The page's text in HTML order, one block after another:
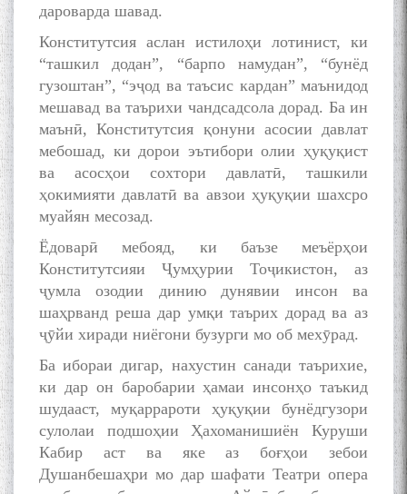
дароварда шавад.
Конститутсия аслан истилоҳи лотинист, ки
“ташкил додан”, “барпо намудан”, “бунёд
гузоштан”, “эҷод ва таъсис кардан” маънидод
мешавад ва таърихи чандсадсола дорад. Ба ин
маънӣ, Конститутсия қонуни асосии давлат
мебошад, ки дорои эътибори олии ҳуқуқист
ва асосҳои сохтори давлатӣ, ташкили
ҳокимияти давлатӣ ва авзои ҳуқуқии шахсро
муайян месозад.
Ёдоварӣ мебояд, ки баъзе меъёрҳои
Конститутсияи Ҷумҳурии Тоҷикистон, аз
ҷумла озодии динию дунявии инсон ва
шаҳрванд реша дар умқи таърих дорад ва аз
ҷӯйи хиради ниёгони бузурги мо об мехӯрад.
Ба ибораи дигар, нахустин санади таърихие,
ки дар он баробарии ҳамаи инсонҳо таъкид
шудааст, муқаррароти ҳуқуқии бунёдгузори
сулолаи подшоҳии Ҳахоманишиён Куруши
Кабир аст ва яке аз боғҳои зебои
Душанбешаҳри мо дар шафати Театри опера
БА МУНОСИБАТИ
БУЗУРГДОШТИ РӮЗИ РӮДАКӢ